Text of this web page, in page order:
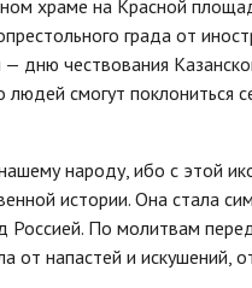
храме на Красной
града от
дню чествования
смогут поклониться
народу, ибо с этой
истории. Она стала
Россией. По молитвам
от напастей и искушений,